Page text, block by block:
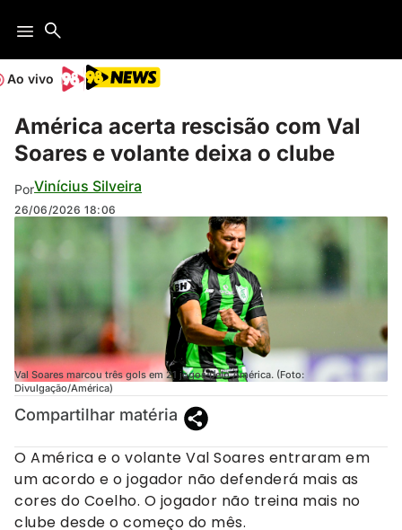
Ao vivo
América acerta rescisão com Val
Soares e volante deixa o clube
PorVinícius Silveira
26/06/2026 18:06
Val Soares marcou três gols em 21 jogos pelo América. (Foto:
Divulgação/América)
Compartilhar matéria
O América e o volante Val Soares entraram em
um acordo e o jogador não defenderá mais as
cores do Coelho. O jogador não treina mais no
clube desde o começo do mês.